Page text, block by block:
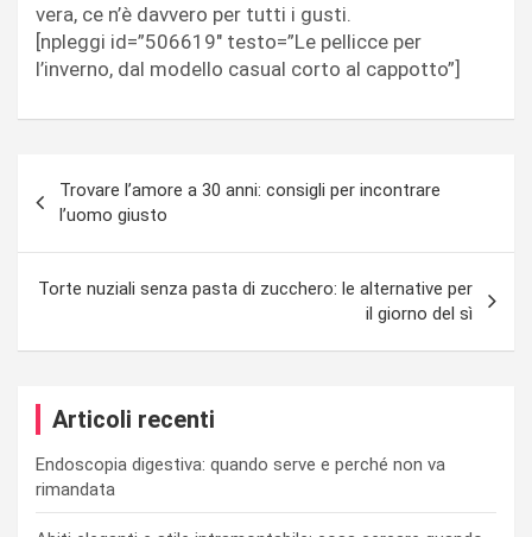
vera, ce n’è davvero per tutti i gusti.
[npleggi id=”506619″ testo=”Le pellicce per
l’inverno, dal modello casual corto al cappotto”]
articoli
Trovare l’amore a 30 anni: consigli per incontrare
l’uomo giusto
Torte nuziali senza pasta di zucchero: le alternative per
il giorno del sì
Articoli recenti
Endoscopia digestiva: quando serve e perché non va
rimandata